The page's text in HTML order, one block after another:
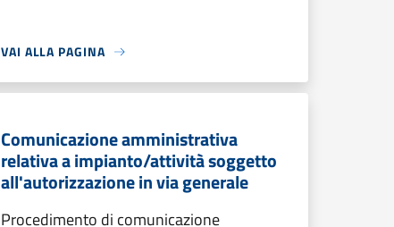
VAI ALLA PAGINA
Comunicazione amministrativa
relativa a impianto/attività soggetto
all'autorizzazione in via generale
Procedimento di comunicazione